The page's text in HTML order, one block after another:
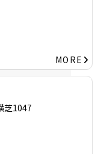
MORE
芝1047